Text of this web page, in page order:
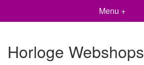
Menu +
Horloge Webshops